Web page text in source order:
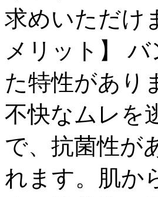
求めいただけ
メリット】
た特性があり
不快なムレを
で、抗菌性が
れます。肌か